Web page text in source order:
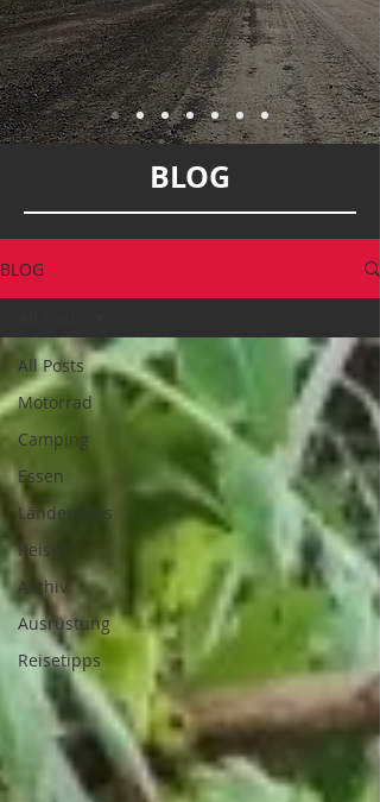
BLOG
BLOG
All Posts
Motorrad
Camping
Essen
Länderinfos
Reisen
Archiv
Ausrüstung
Reisetipps